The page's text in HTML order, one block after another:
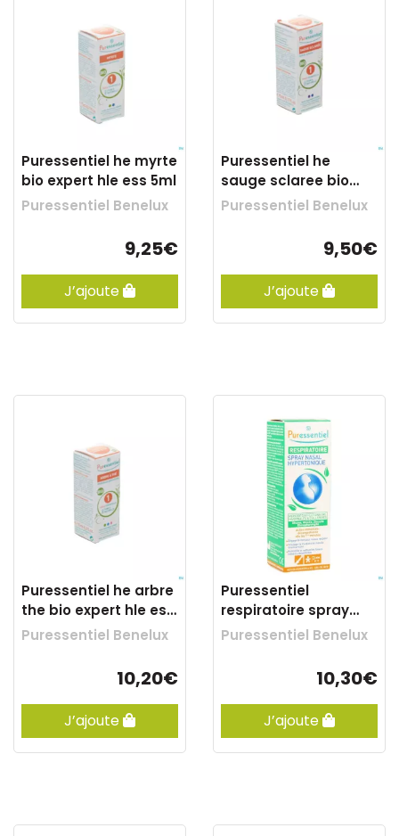
Puressentiel he myrte
bio expert hle ess 5ml
Puressentiel Benelux
9,25€
J’ajoute
Puressentiel he
sauge sclaree bio
exp. hle ess 5ml
Puressentiel Benelux
9,50€
J’ajoute
Puressentiel he arbre
the bio expert hle ess
10ml
Puressentiel Benelux
10,20€
J’ajoute
Puressentiel
respiratoire spray
nasal 15ml
Puressentiel Benelux
10,30€
J’ajoute